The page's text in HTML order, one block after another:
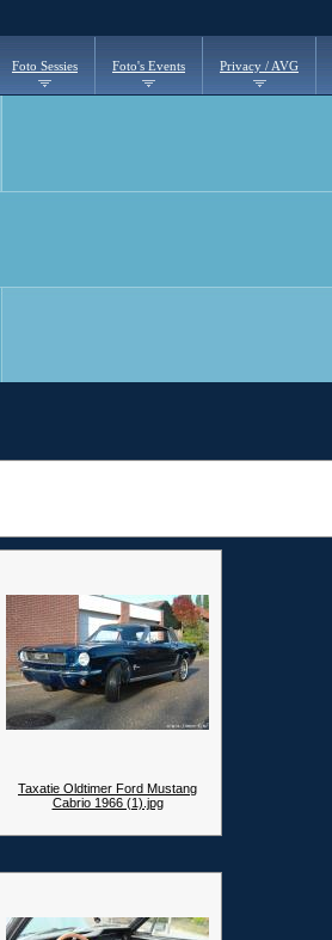
Foto Sessies Foto's Events Privacy / AVG
Taxatie Oldtimer Ford Mustang
Cabrio 1966 (1).jpg